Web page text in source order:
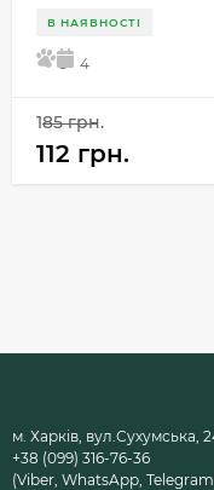
В НАЯВНОСТІ
5 4
185 грн.
112 грн.
м. Харків, вул.Сухумська,
+38 (099) 316-76-36
(Viber, WhatsApp,